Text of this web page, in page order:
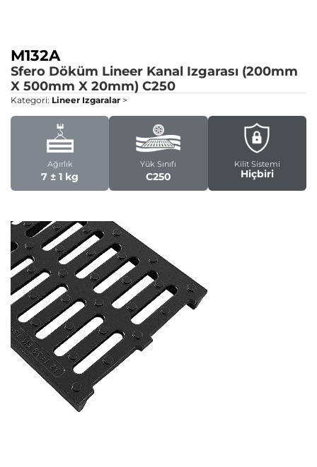
M132A
Sfero Döküm Lineer Kanal Izgarası (200mm
X 500mm X 20mm) C250
Kategori: Lineer Izgaralar >
Ağırlık
7 ± 1 kg
Yük Sınıfı
C250
Kilit Sistemi
Hiçbiri